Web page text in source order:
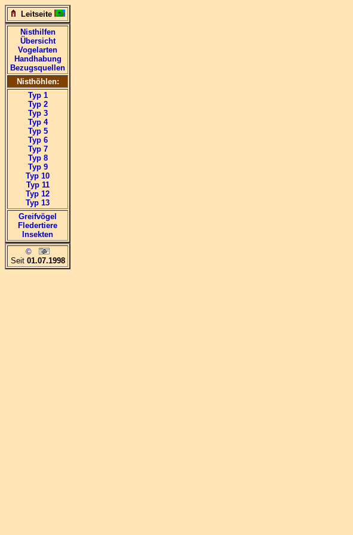
Leitseite
Nisthilfen
Übersicht
Vogelarten
Handhabung
Bezugsquellen
Nisthöhlen:
Typ 1
Typ 2
Typ 3
Typ 4
Typ 5
Typ 6
Typ 7
Typ 8
Typ 9
Typ 10
Typ 11
Typ 12
Typ 13
Greifvögel
Fledertiere
Insekten
©
Seit 01.07.1998